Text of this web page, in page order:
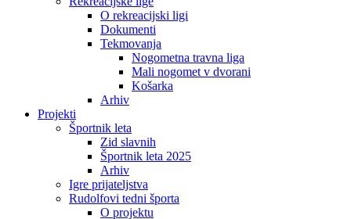
O rekreacijski ligi
Dokumenti
Tekmovanja
Nogometna travna liga
Mali nogomet v dvorani
Košarka
Arhiv
Projekti
Športnik leta
Zid slavnih
Športnik leta 2025
Arhiv
Igre prijateljstva
Rudolfovi tedni športa
O projektu